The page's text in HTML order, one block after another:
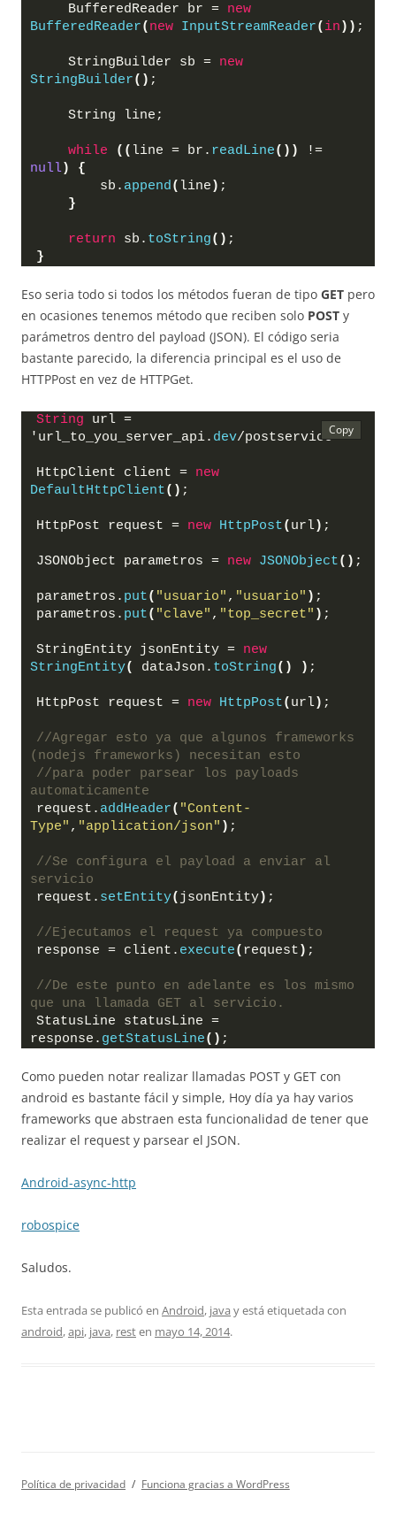
    BufferedReader br =
new
BufferedReader( new InputStreamReader( in ) ) ;
    StringBuilder sb =
new
StringBuilder( ) ;
    String line;
while ( ( line = br. readLine( ) )
null)
{
        sb.
append( line ) ;
}
return sb. toString( ) ;
}
Eso seria todo si todos los métodos fueran de tipo GET pero
en ocasiones tenemos método que reciben solo POST y
parámetros dentro del payload (JSON). El código seria
bastante parecido, la diferencia principal es el uso de
HTTPPost en vez de HTTPGet.
String url =
'url_to_you_server_api. dev/postservice'
HttpClient client = new
DefaultHttpClient() ;
HttpPost request = new HttpPost( url) ;
JSONObject parametros = new JSONObject() ;
parametros. put( "usuario" , "usuario" ) ;
parametros. put( "clave" , "top_secret" ) ;
StringEntity jsonEntity = new
StringEntity( dataJson. toString() ) ;
HttpPost request = new HttpPost( url) ;
//Agregar esto ya que algunos frameworks
(nodejs frameworks) necesitan esto
//para poder parsear los payloads
automaticamente
request. addHeader( "Content-
Type" , "application/json" ) ;
//Se configura el payload a enviar al
servicio
request. setEntity( jsonEntity) ;
//Ejecutamos el request ya compuesto
response = client. execute( request ) ;
//De este punto en adelante es los mismo
que una llamada GET al servicio.
StatusLine statusLine =
response. getStatusLine() ;
Como pueden notar realizar llamadas POST y GET con
android es bastante fácil y simple, Hoy día ya hay varios
frameworks que abstraen esta funcionalidad de tener que
realizar el request y parsear el JSON.
Android-async-http
robospice
Saludos.
Esta entrada se publicó en Android, java y está etiquetada con
android,api, java, resten mayo 14, 2014.
Política de privacidad Funciona gracias a WordPress